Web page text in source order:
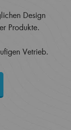
Design
Produkte.
Vetrieb.